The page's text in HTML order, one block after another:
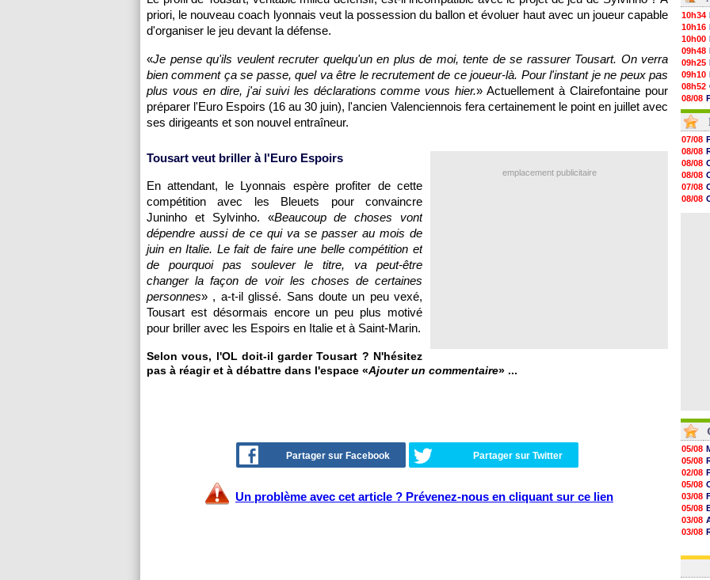
priori, le nouveau coach lyonnais veut la possession du ballon et évoluer haut avec un joueur capable
d'organiser le jeu devant la défense.
«Je pense qu'ils veulent recruter quelqu'un en plus de moi, tente de se rassurer Tousart. On verra
bien comment ça se passe, quel va être le recrutement de ce joueur-là. Pour l'instant je ne peux pas
plus vous en dire, j'ai suivi les déclarations comme vous hier.» Actuellement à Clairefontaine pour
préparer l'Euro Espoirs (16 au 30 juin), l'ancien Valenciennois fera certainement le point en juillet avec
ses dirigeants et son nouvel entraîneur.
emplacement publicitaire
Tousart veut briller à l'Euro Espoirs
En attendant, le Lyonnais espère profiter de cette
compétition avec les Bleuets pour convaincre
Juninho et Sylvinho. «Beaucoup de choses vont
dépendre aussi de ce qui va se passer au mois de
juin en Italie. Le fait de faire une belle compétition et
de pourquoi pas soulever le titre, va peut-être
changer la façon de voir les choses de certaines
personnes» , a-t-il glissé. Sans doute un peu vexé,
Tousart est désormais encore un peu plus motivé
pour briller avec les Espoirs en Italie et à Saint-Marin.
Selon vous, l'OL doit-il garder Tousart ? N'hésitez
pas à réagir et à débattre dans l'espace «Ajouter un commentaire» ...
Partager sur Facebook Partager sur Twitter
Un problème avec cet article ? Prévenez-nous en cliquant sur ce lien
10h34
10h16
10h00
09h48
09h25
09h10
08h52
08/08
08/08
08/08
08/08
08/08
08/08
08/08
08/08
08/08
08/08
07/08
08/08
08/08
08/08
07/08
08/08
05/08
05/08
02/08
05/08
03/08
05/08
03/08
03/08
03/08